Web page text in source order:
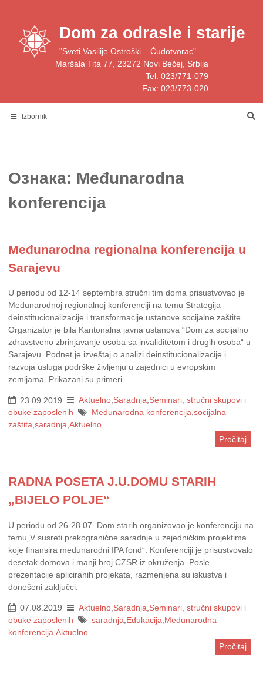
content
Dom za odrasle i starije
"Sveti Vasilije Ostroški – Čudotvorac"
Maršala Tita 77, 23272 Novi Bečej, Srbija
Tel: 023/771-079
Fax: 023/773-020
Izbornik
Ознака: Međunarodna
konferencija
Međunarodna regionalna konferencija u
Sarajevu
U periodu od 12-14 septembra stručni tim doma prisustvovao je
Međunarodnoj regionalnoj konferenciji na temu Strategija
deinstitucionalizacije i transformacije ustanove socijalne zaštite.
Organizator je bila Kantonalna javna ustanova “Dom za socijalno
zdravstveno zbrinjavanje osoba sa invaliditetom i drugih osoba“ u
Sarajevu. Podnet je izveštaj o analizi deinstitucionalizacije i
razvoja usluga podrške življenju u zajednici u evropskim
zemljama. Prikazani su primeri…
23.09.2019 Aktuelno,Saradnja,Seminari, stručni skupovi i
obuke zaposlenih
Međunarodna konferencija,socijalna
zaštita,saradnja,Aktuelno
Pročitaj
RADNA POSETA J.U.DOMU STARIH
„BIJELO POLJE“
U periodu od 26-28.07. Dom starih organizovao je konferenciju na
temu„V susreti prekogranične saradnje u zejedničkim projektima
koje finansira međunarodni IPA fond“. Konferenciji je prisustvovalo
desetak domova i manji broj CZSR iz okruženja. Posle
prezentacije apliciranih projekata, razmenjena su iskustva i
donešeni zaključci.
07.08.2019 Aktuelno Saradnja Seminari, stručni skupovi i
obuke zaposlenih
saradnja Edukacija Međunarodna
konferencija Aktuelno
Pročitaj